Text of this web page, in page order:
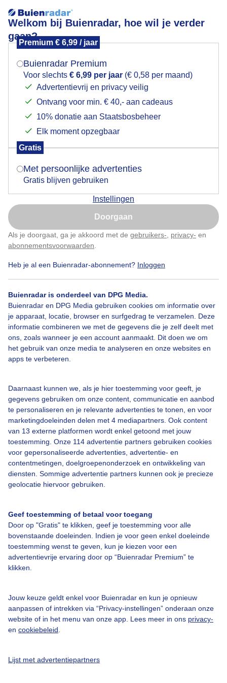
Welkom bij Buienradar, hoe wil je verder
gaan?
Premium € 6,99 / jaar
Buienradar Premium
Voor slechts € 6,99 per jaar (€ 0,58 per maand)
Advertentievrij en privacy veilig
Ontvang voor min. € 40,- aan cadeaus
10% donatie aan Staatsbosbeheer
Elk moment opzegbaar
Gratis
Met persoonlijke advertenties
Gratis blijven gebruiken
Instellingen
Doorgaan
Als je doorgaat, ga je akkoord met de gebruikers- privacy- en
abonnementsvoorwaarden
Heb je al een Buienradar-abonnement? Inloggen
Buienradar is onderdeel van DPG Media.
Buienradar en DPG Media gebruiken cookies om informatie over
je apparaat, locatie, browser en surfgedrag te verzamelen. Deze
informatie combineren we met de gegevens die je zelf deelt met
ons, zoals wanneer je een account aanmaakt. Dit doen we om
het gebruik van onze media te analyseren en onze websites en
apps te verbeteren.
Daarnaast kunnen we, als je hier toestemming voor geeft, je
gegevens gebruiken om onze content, communicatie en aanbod
te personaliseren en je relevante advertenties te tonen, en voor
marketingdoeleinden delen met 4 mediapartners. Ook content
van 13 externe platformen wordt enkel getoond met jouw
toestemming. Onze 114 advertentie partners gebruiken cookies
voor gepersonaliseerde advertenties, advertentie- en
contentmetingen, doelgroepenonderzoek en ontwikkeling van
diensten. Sommige advertentie partners kunnen ook je precieze
geolocatie hiervoor gebruiken.
Geef toestemming of betaal voor toegang
Door op "Gratis" te klikken, geef je toestemming voor alle
bovenstaande doeleinden. Indien je voor geen enkel doeleinde
toestemming wenst te geven, kun je kiezen voor een
advertentievrije ervaring door op “Buienradar Premium” te
klikken.
Jouw keuze geldt enkel voor Buienradar en kun je opnieuw
aanpassen of intrekken via “Privacy-instellingen” onderaan onze
website of in het menu van onze app. Lees meer in ons privacy-
en cookiebeleid
Lijst met advertentiepartners
Mooie regenwolken boven de Archemerberg bij
Lemele
Door: Arnout Bolt Gemaakt: 15-05-2026, 82x bekeken
Bekijk slideshow
Een moment geduld aub...
Over Buienradar
Bedrijfsgegevens
Veelgestelde vragen
Contact
Toegankelijkheid
Adverteren
Privacy beleid
Gratis weerdata
@BuienradarNL
Mogen we je locatie gebruiken voor het
Indien je hier nog geen akkoord op hebt gegeven,
verschijnt er zo een pop-up uit je browser waarin
Is goed, toon de popup
Nu niet, misschien later
Klik hierom dit aan te passen